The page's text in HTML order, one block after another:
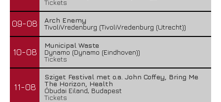
Tickets
09-08
Arch Enemy
TivoliVredenburg (TivoliVredenburg (Utrecht))
10-08
Municipal Waste
Dynamo (Dynamo (Eindhoven))
Tickets
11-08
Sziget Festival met o.a. John Coffey, Bring Me
The Horizon, Health
Óbudai Eiland, Budapest
Tickets